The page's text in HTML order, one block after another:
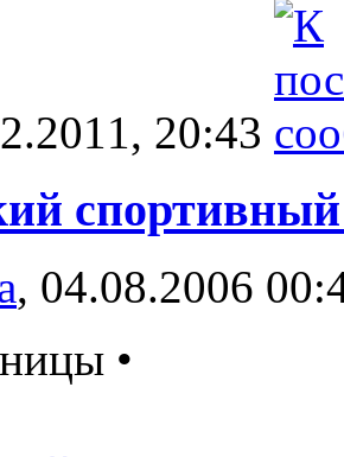
20:43
, 04.08.2006
•